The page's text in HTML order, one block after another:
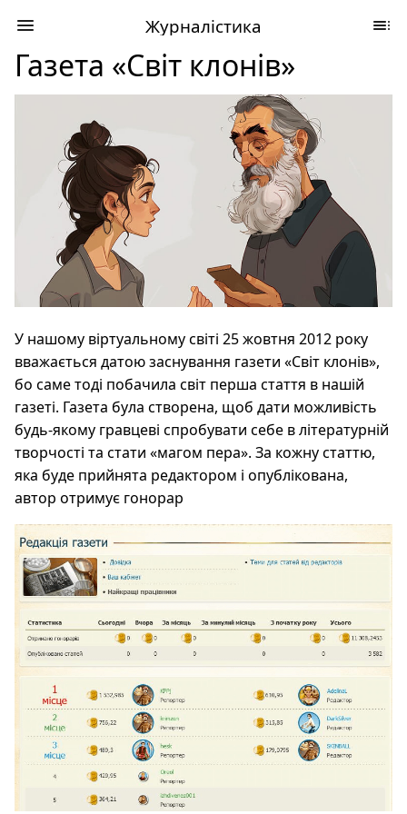
Журналістика
Газета «Світ клонів»
У нашому віртуальному світі 25 жовтня 2012 року
вважається датою заснування газети «Світ клонів»,
бо саме тоді побачила світ перша стаття в нашій
газеті. Газета була створена, щоб дати можливість
будь-якому гравцеві спробувати себе в літературній
творчості та стати «магом пера». За кожну статтю,
яка буде прийнята редактором і опублікована,
автор отримує гонорар